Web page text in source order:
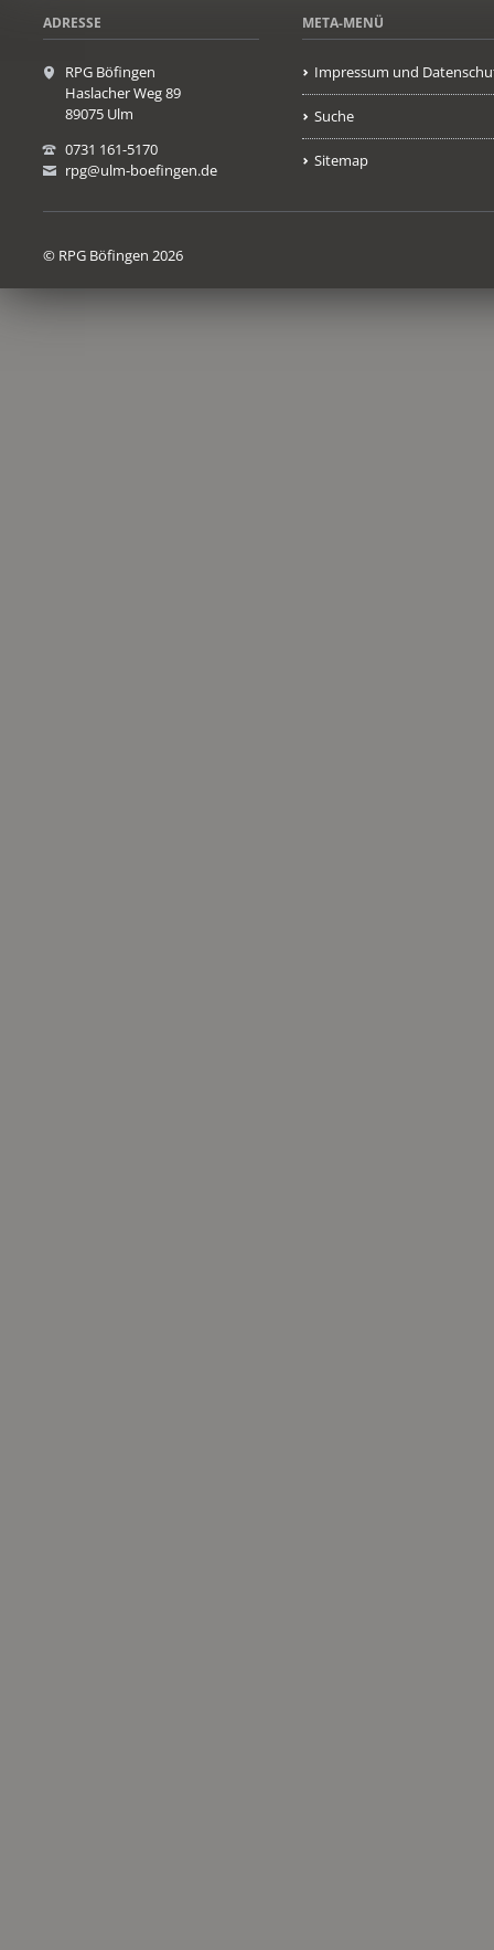
ADRESSE
RPG Böfingen
Haslacher Weg 89
89075 Ulm
0731 161-5170
rpg@ulm-boefingen.de
META-MENÜ
Impressum und
Suche
Sitemap
© RPG Böfingen 2026